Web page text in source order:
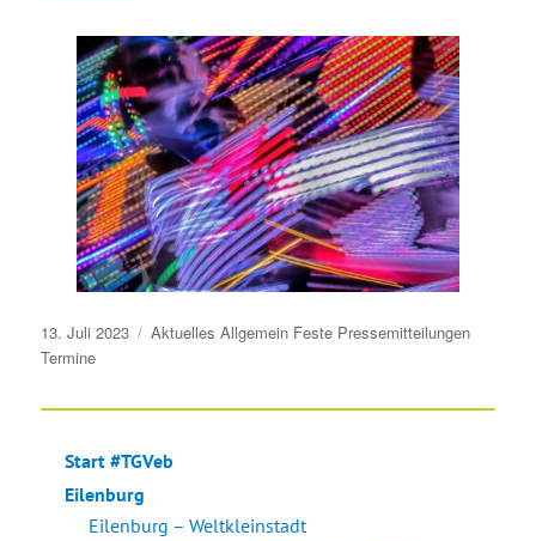
Veröffentlicht
am
13. Juli 2023 Aktuelles Allgemein Feste Pressemitteilungen
Termine
Start #TGVeb
Eilenburg
Eilenburg – Weltkleinstadt